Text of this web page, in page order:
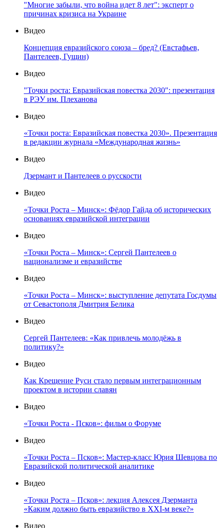
"Многие забыли, что война идет 8 лет": эксперт о
причинах кризиса на Украине
Видео
Концепция евразийского союза – бред? (Евстафьев,
Пантелеев, Гущин)
Видео
"Точки роста: Евразийская повестка 2030": презентация
в РЭУ им. Плеханова
Видео
«Точки роста: Евразийская повестка 2030». Презентация
в редакции журнала «Международная жизнь»
Видео
Дзермант и Пантелеев о русскости
Видео
«Точки Роста – Минск»: Фёдор Гайда об исторических
основаниях евразийской интеграции
Видео
«Точки Роста – Минск»: Сергей Пантелеев о
национализме и евразийстве
Видео
«Точки Роста – Минск»: выступление депутата Госдумы
от Севастополя Дмитрия Белика
Видео
Сергей Пантелеев: «Как привлечь молодёжь в
политику?»
Видео
Как Крещение Руси стало первым интеграционным
проектом в истории славян
Видео
«Точки Роста - Псков»: фильм о Форуме
Видео
«Точки Роста – Псков»: Мастер-класс Юрия Шевцова по
Евразийской политической аналитике
Видео
«Точки Роста – Псков»: лекция Алексея Дзерманта
«Каким должно быть евразийство в XXI-м веке?»
Видео